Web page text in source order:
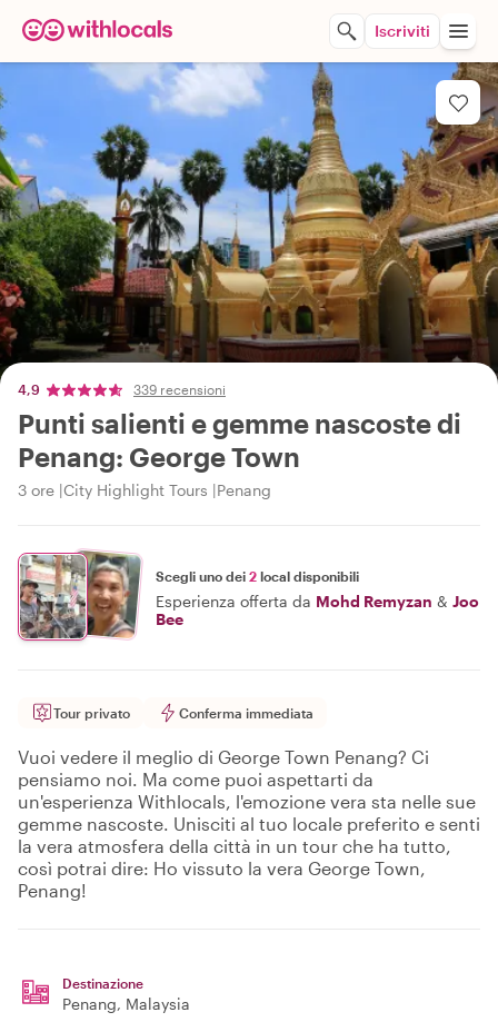
Iscriviti
4,9 339 recensioni
Punti salienti e gemme nascoste di
Penang: George Town
3 ore City Highlight Tours Penang
Scegli uno dei 2 local disponibili
Esperienza offerta da Mohd Remyzan & Joo
Bee
Tour privato Conferma immediata
Vuoi vedere il meglio di George Town Penang? Ci
pensiamo noi. Ma come puoi aspettarti da
un'esperienza Withlocals, l'emozione vera sta nelle sue
gemme nascoste. Unisciti al tuo locale preferito e senti
la vera atmosfera della città in un tour che ha tutto,
così potrai dire: Ho vissuto la vera George Town,
Penang!
Destinazione
Penang, Malaysia